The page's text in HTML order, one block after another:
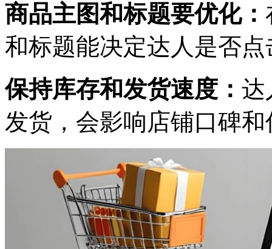
商品主图和标题要优化：
和标题能决定达人是否
保持库存和发货速度： 达
发货，会影响店铺口碑